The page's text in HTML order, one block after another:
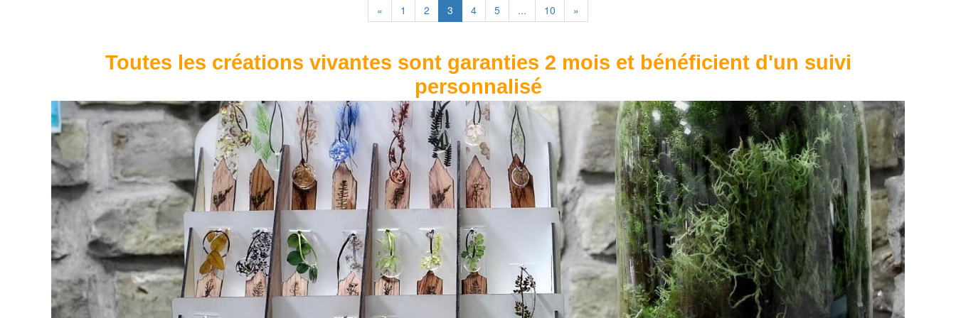
« 1 2 3 4 5 ... 10 »
Toutes les créations vivantes sont garanties 2 mois et bénéficient d'un suivi
personnalisé